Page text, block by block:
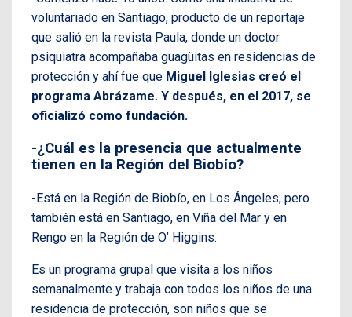
voluntariado en Santiago, producto de un reportaje
que salió en la revista Paula, donde un doctor
psiquiatra acompañaba guagüitas en residencias de
protección y ahí fue que Miguel Iglesias creó el
programa Abrázame. Y después, en el 2017, se
oficializó como fundación.
-¿Cuál es la presencia que actualmente
tienen en la Región del Biobío?
-Está en la Región de Biobío, en Los Ángeles; pero
también está en Santiago, en Viña del Mar y en
Rengo en la Región de O’ Higgins.
Es un programa grupal que visita a los niños
semanalmente y trabaja con todos los niños de una
residencia de protección, son niños que se